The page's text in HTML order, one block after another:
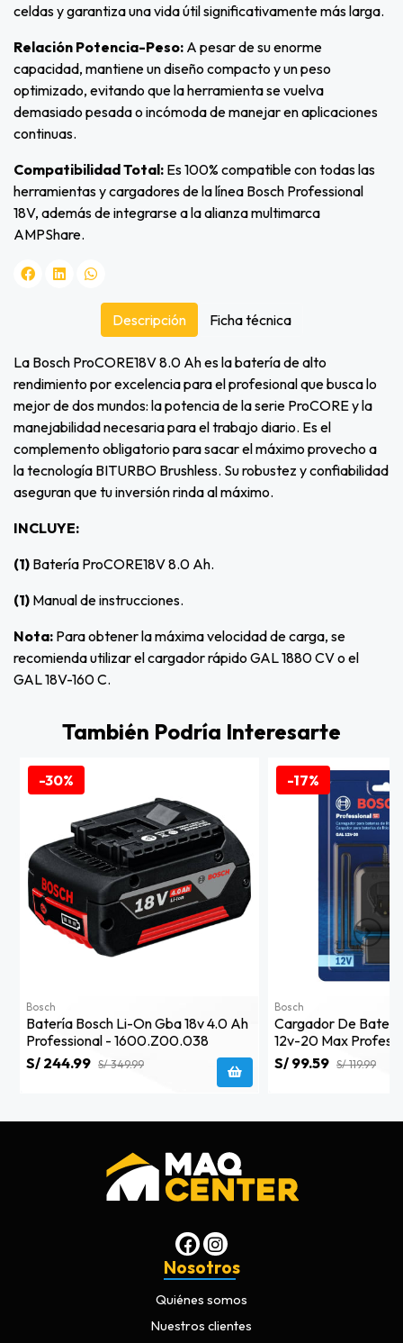
celdas y garantiza una vida útil significativamente más larga.
Relación Potencia-Peso: A pesar de su enorme
capacidad, mantiene un diseño compacto y un peso
optimizado, evitando que la herramienta se vuelva
demasiado pesada o incómoda de manejar en aplicaciones
continuas.
Compatibilidad Total: Es 100% compatible con todas las
herramientas y cargadores de la línea Bosch Professional
18V, además de integrarse a la alianza multimarca
AMPShare.
La Bosch ProCORE18V 8.0 Ah es la batería de alto
rendimiento por excelencia para el profesional que busca lo
mejor de dos mundos: la potencia de la serie ProCORE y la
manejabilidad necesaria para el trabajo diario. Es el
complemento obligatorio para sacar el máximo provecho a
la tecnología BITURBO Brushless. Su robustez y confiabilidad
aseguran que tu inversión rinda al máximo.
INCLUYE:
(1) Batería ProCORE18V 8.0 Ah.
(1) Manual de instrucciones.
Nota: Para obtener la máxima velocidad de carga, se
recomienda utilizar el cargador rápido GAL 1880 CV o el
GAL 18V-160 C.
Descripción Ficha técnica
También Podría Interesarte
-30%
Bosch
Batería Bosch Li-On Gba 18v 4.0 Ah
Professional - 1600.z00.038
S/ 244.99 S/ 349.99
-17%
Bosch
Cargador De
12v-20 Max
2608.000.728
S/ 99.59 S/ 119.99
Nosotros
Quiénes somos
Nuestros clientes